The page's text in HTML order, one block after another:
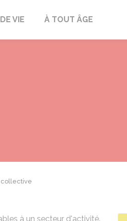
VIE À TOUT ÂGE
collective
à un secteur d'activité.